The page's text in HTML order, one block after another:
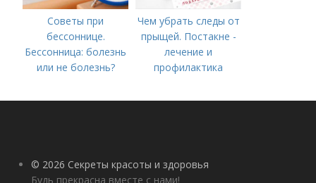
Советы при
бессоннице.
Бессонница: болезнь
или не болезнь?
Чем убрать следы от
прыщей. Постакне -
лечение и
профилактика
© 2026 Секреты красоты и здоровья
Будь прекрасна вместе с нами!